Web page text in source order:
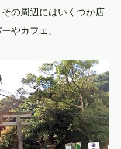
の周辺にはいくつか店
やカフェ。